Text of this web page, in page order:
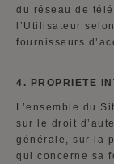
du réseau de
l’Utilisateur
fournisseurs
4. PROPRIETE
L’ensemble du
sur le droit
générale, sur la
qui concerne sa